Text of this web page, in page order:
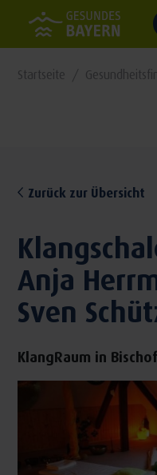
Startseite
Zurück zur Übersicht
Anja
Sven
KlangRaum in